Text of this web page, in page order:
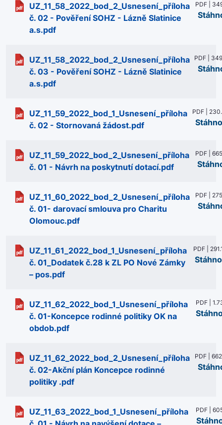
UZ_11_58_2022_bod_2_Usnesení_příloha
č. 02 - Pověření SOHZ - Lázně Slatinice
a.s.pdf
PDF |
UZ_11_58_2022_bod_2_Usnesení_příloha
č. 03 - Pověření SOHZ - Lázně Slatinice
a.s.pdf
PDF |
UZ_11_59_2022_bod_1_Usnesení_příloha
č. 02 - Stornovaná žádost.pdf
PDF |
UZ_11_59_2022_bod_2_Usnesení_příloha
č. 01 - Návrh na poskytnutí dotací.pdf
PDF |
UZ_11_60_2022_bod_2_Usnesení_příloha
č. 01- darovací smlouva pro Charitu
Olomouc.pdf
PDF |
UZ_11_61_2022_bod_1_Usnesení_příloha
č. 01_Dodatek č.28 k ZL PO Nové Zámky
– pos.pdf
PDF |
UZ_11_62_2022_bod_1_Usnesení_příloha
č. 01-Koncepce rodinné politiky OK na
obdob.pdf
PDF |
UZ_11_62_2022_bod_2_Usnesení_příloha
č. 02-Akční plán Koncepce rodinné
politiky .pdf
PDF |
UZ_11_63_2022_bod_1_Usnesení_příloha
PDF |